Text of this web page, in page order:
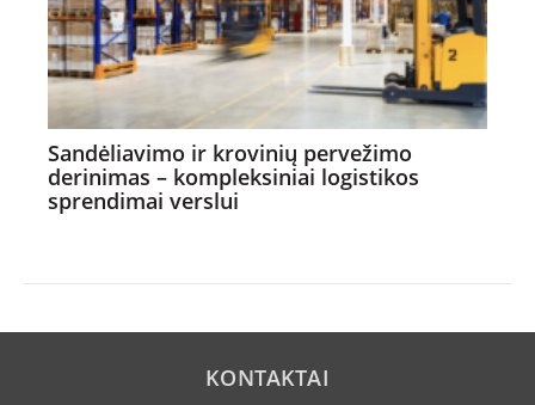
Sandėliavimo ir krovinių pervežimo
derinimas – kompleksiniai logistikos
sprendimai verslui
KONTAKTAI